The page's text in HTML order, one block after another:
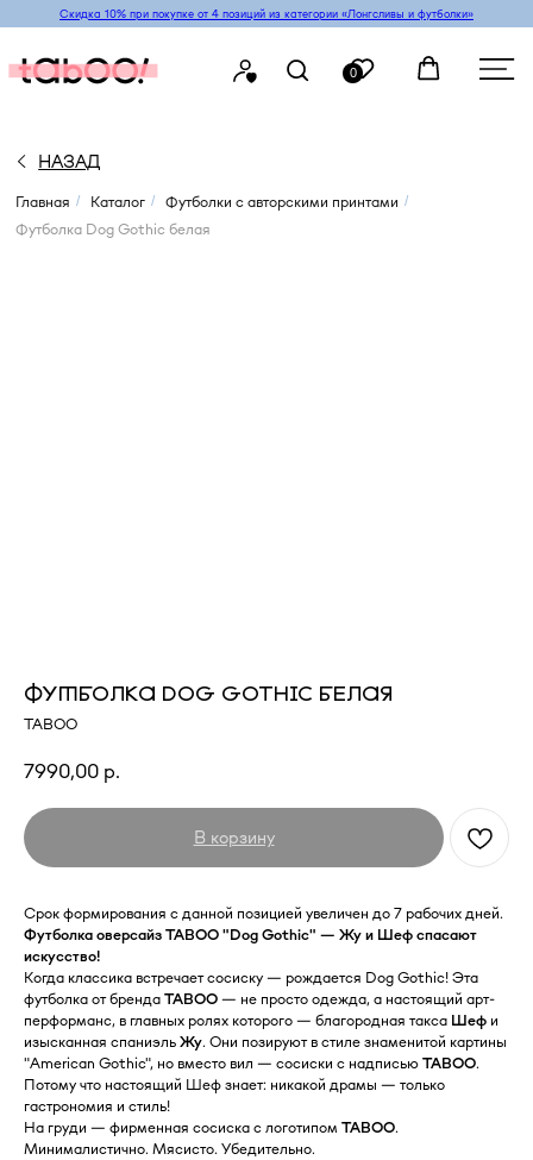
Скидка 10% при покупке от 4 позиций из категории «‎Лонгсливы и футболки»
Главная / Каталог / Футболки с авторскими принтами /
Футболка Dog Gothic белая
ФУТБОЛКА DOG GOTHIC БЕЛАЯ
TABOO
7990,00 р.
В корзину
Срок формирования с данной позицией увеличен до 7 рабочих дней.
Футболка оверсайз TABOO "Dog Gothic" — Жу и Шеф спасают
искусство!
Когда классика встречает сосиску — рождается Dog Gothic! Эта
футболка от брендаTABOO— не просто одежда, а настоящий арт-
перформанс, в главных ролях которого — благородная такса Шеф и
изысканная спаниэльЖу. Они позируют в стиле знаменитой картины
"American Gothic", но вместо вил — сосиски с надписьюTABOO.
Потому что настоящий Шеф знает: никакой драмы — только
гастрономия и стиль!
На груди — фирменная сосиска с логотипом TABOO.
Минималистично. Мясисто. Убедительно.